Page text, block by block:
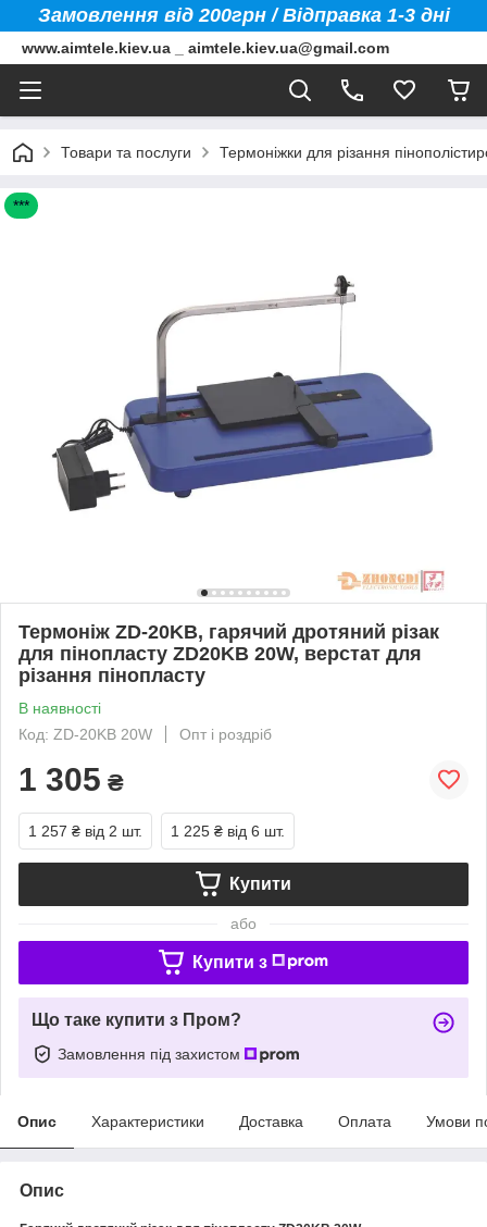
Замовлення від 200грн / Відправка 1-3 дні
www.aimtele.kiev.ua _ aimtele.kiev.ua@gmail.com
Товари та послуги Термоніжки для різання
***
Термоніж ZD-20KB, гарячий дротяний різак
для пінопласту ZD20KB 20W, верстат для
різання пінопласту
В наявності
Код: ZD-20KB 20W
Опт і роздріб
1 305 ₴
1 257 ₴ від 2 шт. 1 225 ₴ від 6 шт.
Купити
або
Купити з
Що таке купити з Пром?
Замовлення під захистом
Опис Характеристики Доставка Оплата Умови
Опис